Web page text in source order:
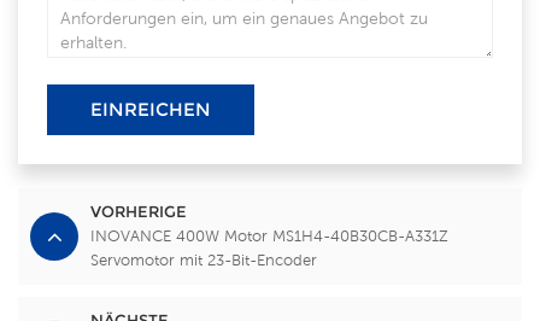
EINREICHEN
VORHERIGE
INOVANCE 400W Motor MS1H4-40B30CB-A331Z
Servomotor mit 23-Bit-Encoder